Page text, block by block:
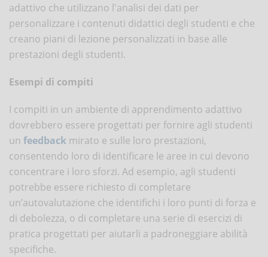
adattivo che utilizzano l'analisi dei dati per
personalizzare i contenuti didattici degli studenti e che
creano piani di lezione personalizzati in base alle
prestazioni degli studenti.
Esempi di compiti
I compiti in un ambiente di apprendimento adattivo
dovrebbero essere progettati per fornire agli studenti
un feedback mirato e sulle loro prestazioni,
consentendo loro di identificare le aree in cui devono
concentrare i loro sforzi. Ad esempio, agli studenti
potrebbe essere richiesto di completare
un’autovalutazione che identifichi i loro punti di forza e
di debolezza, o di completare una serie di esercizi di
pratica progettati per aiutarli a padroneggiare abilità
specifiche.